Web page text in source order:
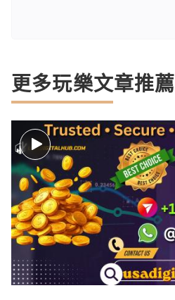
更多玩樂文章推薦